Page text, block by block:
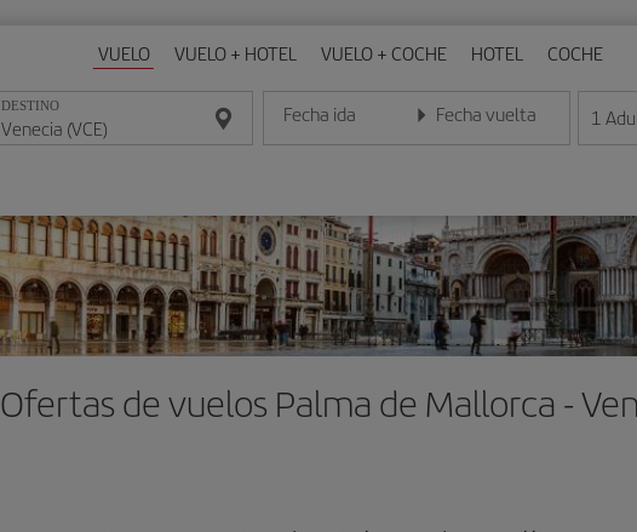
VUELO VUELO + HOTEL VUELO + COCHE HOTEL COCHE
DESTINO Fecha ida
Introduce la fecha en formato día/mes/año
Fecha vuelta
Introduce la fecha en formato
1
Ofertas de vuelos Palma de Mallorca -